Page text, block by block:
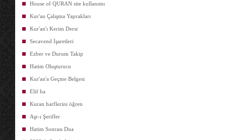
House of QURAN site kullanımı
Kur'an Çalışma Yaprakları
Kur'an'ı Kerim Dersi
Secavend İşaretleri
Ezber ve Durum Takip
Hatim Oluşturucu
Kur'an'a Geçme Belgesi
Elif ba
Kuran harflerini öğren
Aşr-ı Şerifler
Hatim Sonrası Dua